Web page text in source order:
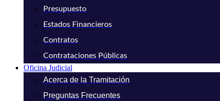
Presupuesto
Estados Financieros
Contratos
Contrataciones Públicas
Oficina Judicial
Acerca de la Tramitación
Preguntas Frecuentes